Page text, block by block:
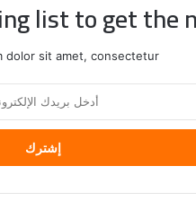
list to get the
dolor sit amet, consectetur.